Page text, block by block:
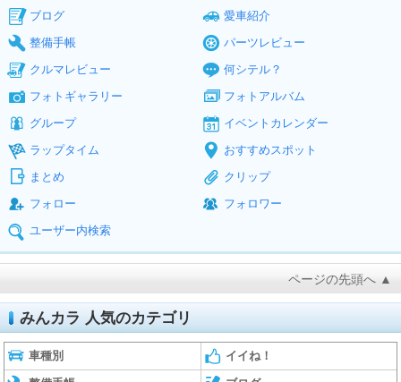
ブログ
愛車紹介
整備手帳
パーツレビュー
クルマレビュー
何シテル？
フォトギャラリー
フォトアルバム
グループ
イベントカレンダー
ラップタイム
おすすめスポット
まとめ
クリップ
フォロー
フォロワー
ユーザー内検索
ページの先頭へ ▲
みんカラ 人気のカテゴリ
車種別 イイね！